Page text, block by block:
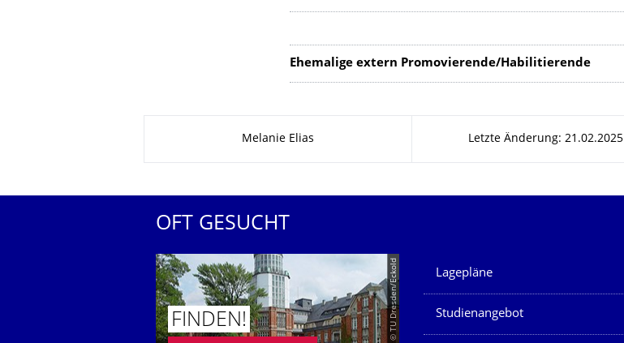
Ehemalige extern Promovierende/Habilitierende
Melanie Elias Letzte Änderung: 21.02.2025
OFT GESUCHT
© TU Dresden/Eckold
FINDEN!
Unsere Dienste
Lagepläne
Studienangebot